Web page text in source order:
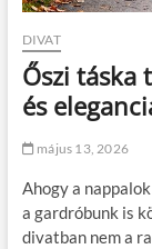
DIVAT
Őszi táska
és
május 13, 2026
Ahogy a
a gardróbunk is
divatban nem a